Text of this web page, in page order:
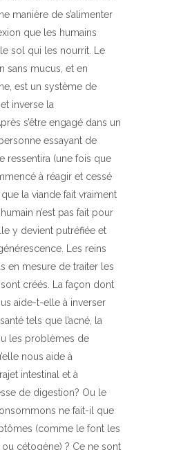
manière de s’alimenter
que les humains
sol qui les nourrit. Le
sans mucus, et en
est un système de
inverse la
s’être engagé dans un
essayant de
ressentira (une fois que
à réagir et cessé
la viande fait vraiment
n’est pas fait pour
y devient putréfiée et
Les reins
en mesure de traiter les
créés. La façon dont
aide-t-elle à inverser
tels que l’acné, la
les problèmes de
nous aide à
intestinal et à
de digestion? Ou le
ne fait-il que
(comme le font les
cétogène) ? Ce ne sont